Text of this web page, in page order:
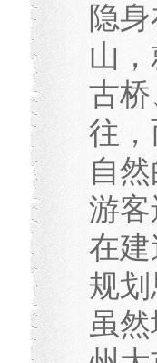
隐
山
古
往
自
游
在建
规划
虽